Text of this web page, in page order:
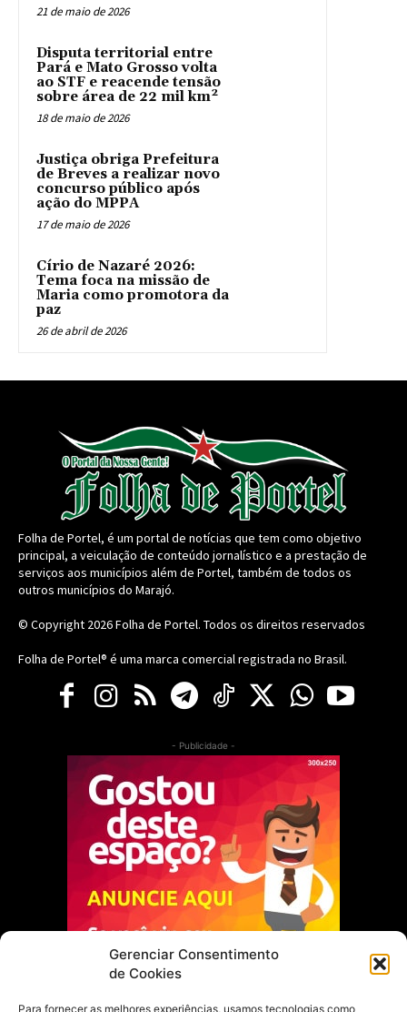
Gerenciar Consentimento
de Cookies
Para fornecer as melhores experiências, usamos tecnologias como
21 de maio de 2026
Disputa territorial entre
Pará e Mato Grosso volta
ao STF e reacende tensão
sobre área de 22 mil km²
18 de maio de 2026
Justiça obriga Prefeitura
de Breves a realizar novo
concurso público após
ação do MPPA
17 de maio de 2026
Círio de Nazaré 2026:
Tema foca na missão de
Maria como promotora da
paz
26 de abril de 2026
Folha de Portel, é um portal de notícias que tem como objetivo
principal, a veiculação de conteúdo jornalístico e a prestação de
serviços aos municípios além de Portel, também de todos os
outros municípios do Marajó.
© Copyright 2026Folha de Portel. Todos os direitos reservados
Folha de Portel® é uma marca comercial registrada no Brasil.
- Publicidade -